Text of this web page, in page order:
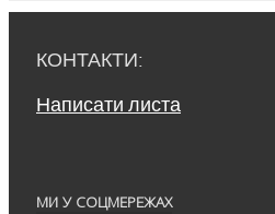
КОНТАКТИ:
Написати листа
МИ У СОЦМЕРЕЖАХ